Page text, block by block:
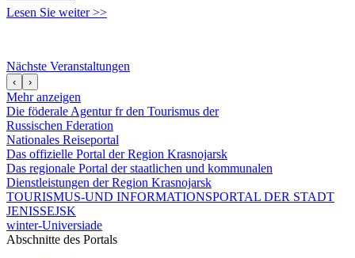
Lesen Sie weiter >>
Nächste Veranstaltungen
‹ ›
Mehr anzeigen
Die föderale Agentur fr den Tourismus der
Russischen Fderation
Nationales Reiseportal
Das offizielle Portal der Region Krasnojarsk
Das regionale Portal der staatlichen und kommunalen
Dienstleistungen der Region Krasnojarsk
TOURISMUS-UND INFORMATIONSPORTAL DER STADT
JENISSEJSK
winter-Universiade
Abschnitte des Portals